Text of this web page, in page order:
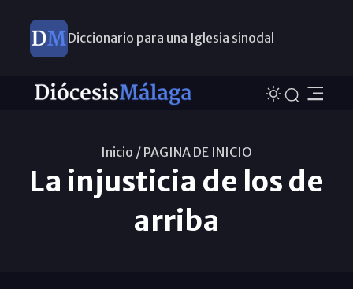
Diccionario para una Iglesia sinodal
Nuevos nombramientos
Inicio / PAGINA DE INICIO
La injusticia de los de
arriba